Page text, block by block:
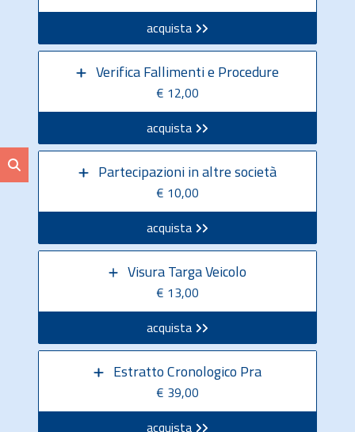
acquista
Verifica Fallimenti e Procedure
€ 12,00
acquista
Partecipazioni in altre società
€ 10,00
acquista
Visura Targa Veicolo
€ 13,00
acquista
Estratto Cronologico Pra
€ 39,00
acquista